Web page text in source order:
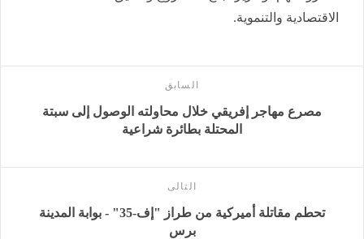
الاقتصادية والتنموية.
السابق
مصرع مهاجر إفريقي خلال محاولته الوصول إلى سبتة
المحتلة بطائرة شراعية
التالى
تحطم مقاتلة أميركية من طراز "إف-35" - بوابة المدينة
برس